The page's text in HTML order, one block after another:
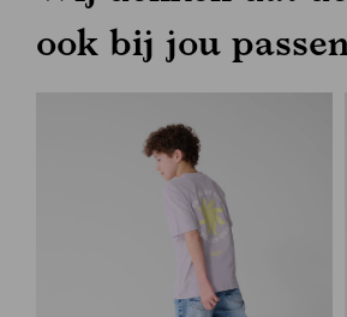
ook bij jou passen